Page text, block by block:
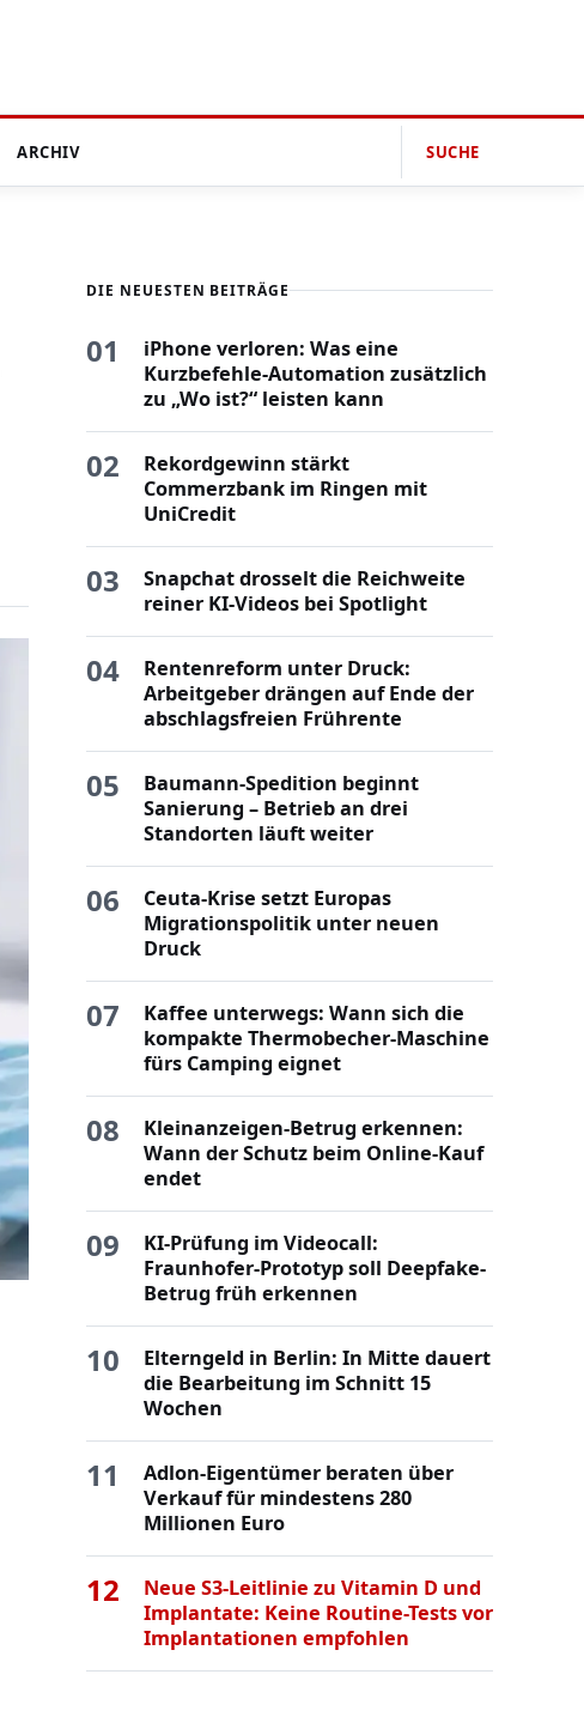
ARCHIV SUCHE
DIE NEUESTEN BEITRÄGE
01
iPhone verloren: Was eine
Kurzbefehle-Automation zusätzlich
zu „Wo ist?“ leisten kann
02
Rekordgewinn stärkt
Commerzbank im Ringen mit
UniCredit
03
Snapchat drosselt die Reichweite
reiner KI-Videos bei Spotlight
04
Rentenreform unter Druck:
Arbeitgeber drängen auf Ende der
abschlagsfreien Frührente
05
Baumann-Spedition beginnt
Sanierung – Betrieb an drei
Standorten läuft weiter
06
Ceuta-Krise setzt Europas
Migrationspolitik unter neuen
Druck
07
Kaffee unterwegs: Wann sich die
kompakte Thermobecher-Maschine
fürs Camping eignet
08
Kleinanzeigen-Betrug erkennen:
Wann der Schutz beim Online-Kauf
endet
09
KI-Prüfung im Videocall:
Fraunhofer-Prototyp soll Deepfake-
Betrug früh erkennen
10
Elterngeld in Berlin: In Mitte dauert
die Bearbeitung im Schnitt 15
Wochen
11
Adlon-Eigentümer beraten über
Verkauf für mindestens 280
Millionen Euro
12
Neue S3-Leitlinie zu Vitamin D und
Implantate: Keine Routine-Tests vor
Implantationen empfohlen